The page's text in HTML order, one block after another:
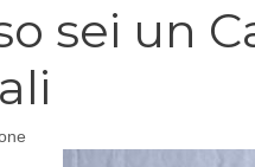
sei un